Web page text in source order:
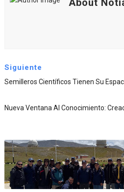
About
Siguiente
Semilleros Científicos Tienen Su
Nueva Ventana Al Conocimiento: